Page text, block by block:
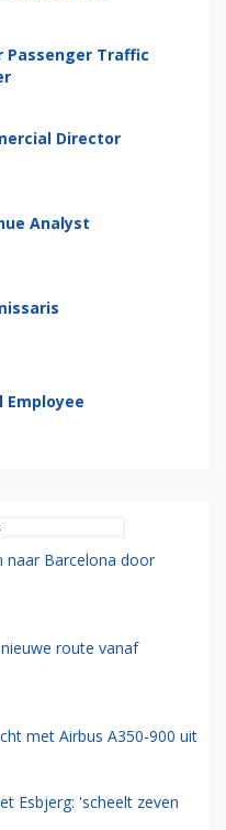
Passenger Traffic
Director
Analyst
Employee
naar Barcelona door
route vanaf
met Airbus A350-900 uit
Esbjerg: 'scheelt zeven